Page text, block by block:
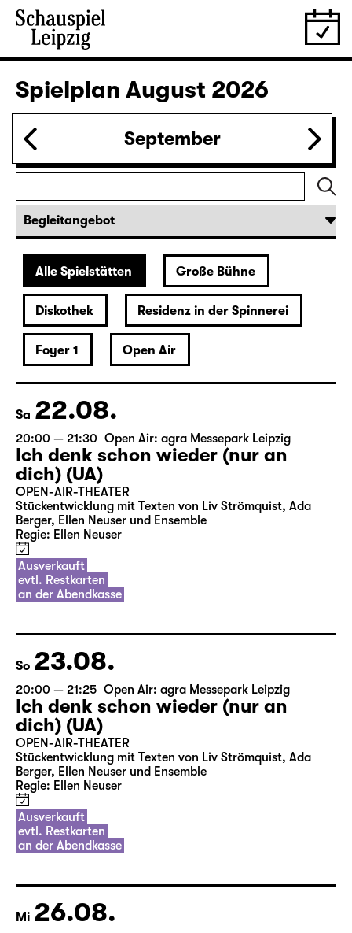
Spielplan August 2026
September
Alle Spielstätten Große Bühne
Diskothek Residenz in der Spinnerei
Foyer 1 Open Air
Sa 22.08.
20:00 — 21:30 Open Air: agra Messepark Leipzig
Ich denk schon wieder (nur an
dich) (UA)
OPEN-AIR-THEATER
Stückentwicklung mit Texten von Liv Strömquist, Ada
Berger, Ellen Neuser und Ensemble
Regie: Ellen Neuser
Ausverkauft
evtl. Restkarten
an der Abendkasse
So 23.08.
20:00 — 21:25 Open Air: agra Messepark Leipzig
Ich denk schon wieder (nur an
dich) (UA)
OPEN-AIR-THEATER
Stückentwicklung mit Texten von Liv Strömquist, Ada
Berger, Ellen Neuser und Ensemble
Regie: Ellen Neuser
Ausverkauft
evtl. Restkarten
an der Abendkasse
Mi 26.08.